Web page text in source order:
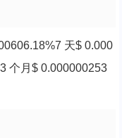
天$ 0.000
个月$ 0.000000253